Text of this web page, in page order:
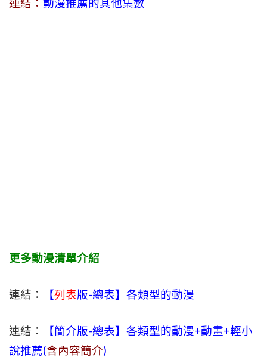
連結： 動漫推薦的其他集數
更多動漫清單介紹
連結： 【列表版-總表】各類型的動漫
連結：
【簡介版-總表】各類型的動漫+動畫+輕小
說推薦(含內容簡介)